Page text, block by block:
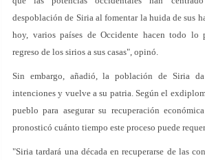
despoblación de Siria al fomentar la huida de sus
hoy, varios países de Occidente hacen todo lo
regreso de los sirios a sus casas", opinó.
Sin embargo, añadió, la población de Siria
intenciones y vuelve a su patria. Según el
pueblo para asegurar su recuperación
pronosticó cuánto tiempo este proceso puede
"Siria tardará una década en recuperarse de las